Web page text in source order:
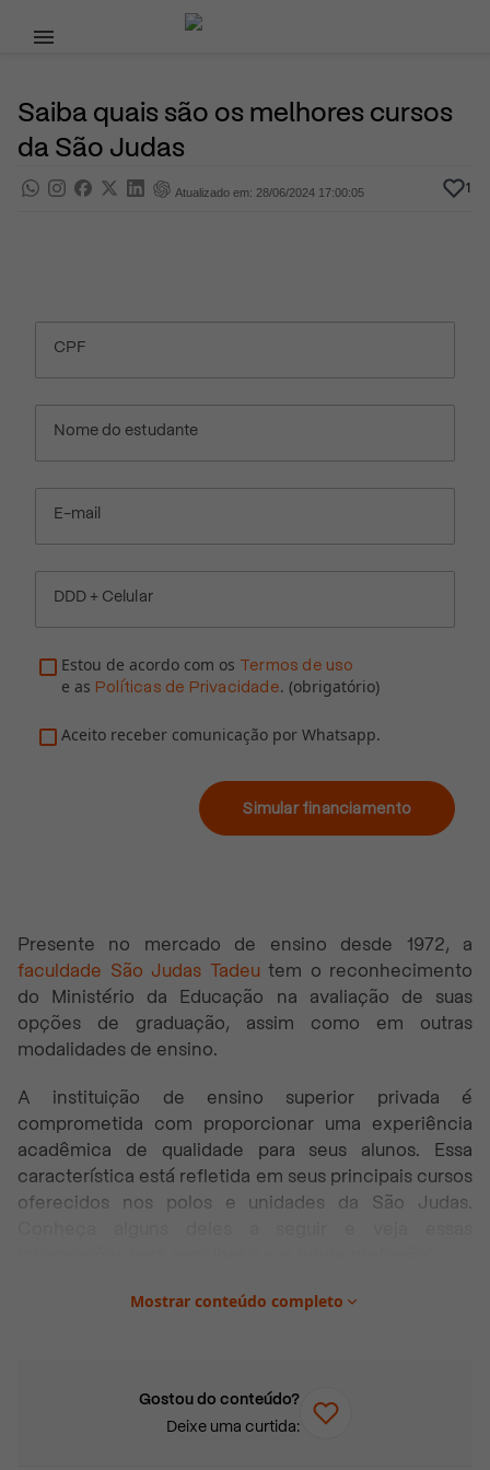
Pular para o conteúdo principal
Saiba quais são os melhores cursos
da São Judas
Atualizado em: 28/06/2024 17:00:05 1
CPF
Nome do estudante
E-mail
DDD + Celular
Estou de acordo com os Termos de uso
e as Políticas de Privacidade. (obrigatório)
Aceito receber comunicação por Whatsapp.
Simular financiamento
Presente no mercado de ensino desde 1972, a
faculdade São Judas Tadeu tem o reconhecimento
do Ministério da Educação na avaliação de suas
opções de graduação, assim como em outras
modalidades de ensino.
A instituição de ensino superior privada é
comprometida com proporcionar uma experiência
acadêmica de qualidade para seus alunos. Essa
característica está refletida em seus principais cursos
oferecidos nos polos e unidades da São Judas.
Cursos de pós-graduação
Mostrar conteúdo completo
Gostou do conteúdo?
Deixe uma curtida: